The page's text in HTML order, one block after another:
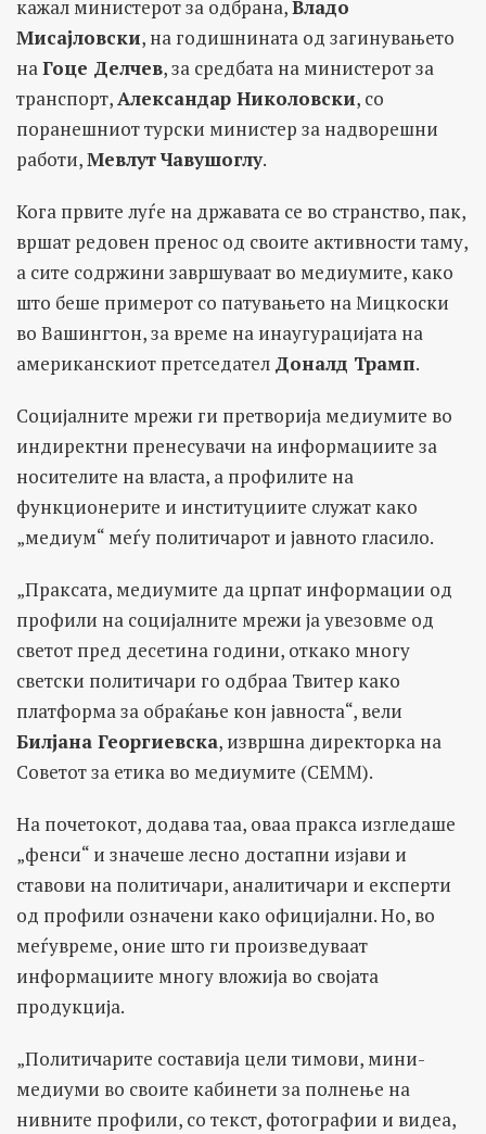
кажал министерот за одбрана,Владо
Мисајловски, на годишнината од загинувањето
наГоце Делчев, за средбата на министерот за
транспорт,Александар Николовски, со
поранешниот турски министер за надворешни
работи,МевлутЧавушоглу.
Кога првите луѓе на државата се во странство, пак,
вршат редовен пренос од своите активности таму,
а сите содржини завршуваат во медиумите, како
што беше примерот со патувањето на Мицкоски
во Вашингтон, за време на инаугурацијата на
американскиот претседател Доналд Трамп.
Социјалните мрежи ги претворија медиумите во
индиректни пренесувачи на информациите за
носителите на власта, а профилите на
функционерите и институциите служат како
„медиум“ меѓу политичарот и јавното гласило.
„Праксата, медиумите да црпат информации од
профили на социјалните мрежи ја увезовме од
светот пред десетина години, откако многу
светски политичари го одбраа Твитер како
платформа за обраќање кон јавноста“, вели
Билјана Георгиевска, извршна директорка на
Советот за етика во медиумите (СЕММ).
На почетокот, додава таа, оваа пракса изгледаше
„фенси“ и значеше лесно достапни изјави и
ставови на политичари, аналитичари и експерти
од профили означени како официјални. Но, во
меѓувреме, оние што ги произведуваат
информациите многу вложија во својата
продукција.
„Политичарите составија цели тимови, мини-
медиуми во своите кабинети за полнење на
нивните профили, со текст, фотографии и видеа,